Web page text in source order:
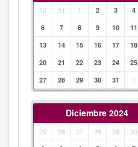
30 31 1 2 3 4
6
7 8 9 10 11
13
14 15 16 17 18
20
21 22 23 24 25
27
28 29 30 31 1
Diciembre 2024
25 26 27 28 29 30